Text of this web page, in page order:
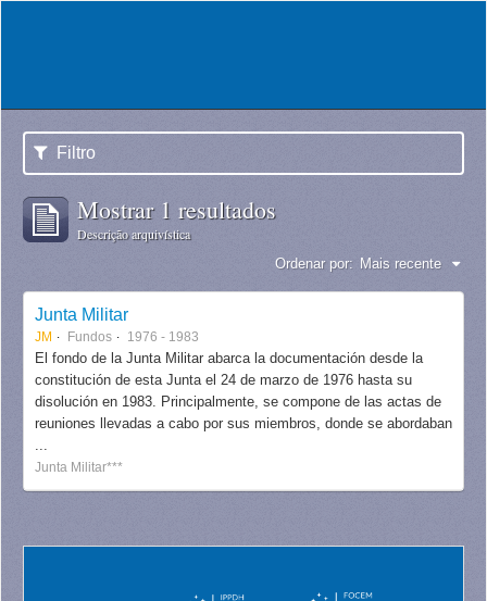
Filtro
Mostrar 1 resultados
Descrição arquivística
Ordenar por: Mais recente
Junta Militar
JM Fundos 1976 - 1983
El fondo de la Junta Militar abarca la documentación desde la
constitución de esta Junta el 24 de marzo de 1976 hasta su
disolución en 1983. Principalmente, se compone de las actas de
reuniones llevadas a cabo por sus miembros, donde se abordaban
...
Junta Militar***